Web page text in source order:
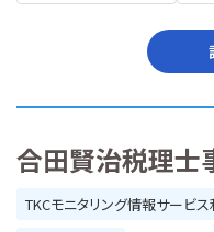
合田賢治税理士
TKCモニタリング情報サービ